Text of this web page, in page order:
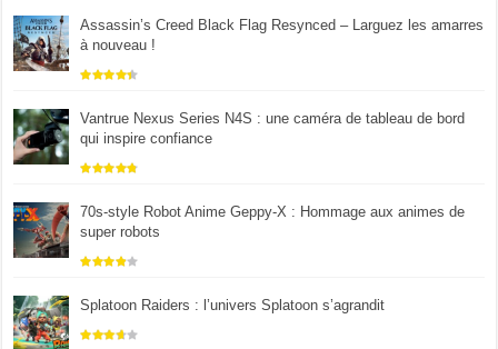
Assassin’s Creed Black Flag Resynced – Larguez les amarres
à nouveau !
Vantrue Nexus Series N4S : une caméra de tableau de bord
qui inspire confiance
70s-style Robot Anime Geppy-X : Hommage aux animes de
super robots
Splatoon Raiders : l’univers Splatoon s’agrandit